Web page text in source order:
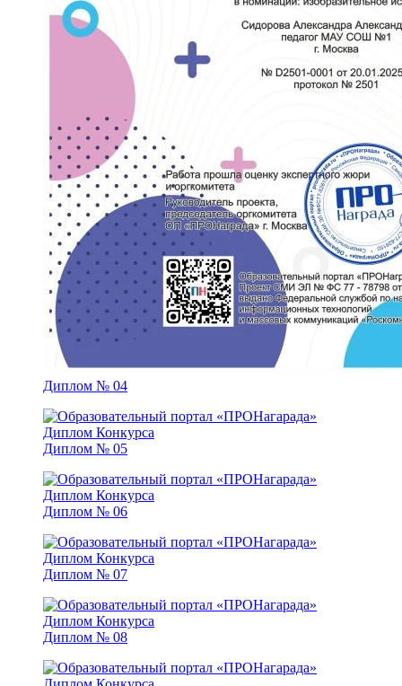
Диплом № 04
Диплом № 05
Диплом № 06
Диплом № 07
Диплом № 08